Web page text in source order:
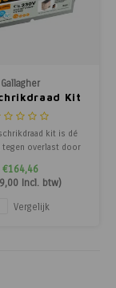
Gallagher
Kit
kit is dé
overlast door
230V
en
voor 15m.
op gevels,
€164,46
Incl. btw)
Vergelijk